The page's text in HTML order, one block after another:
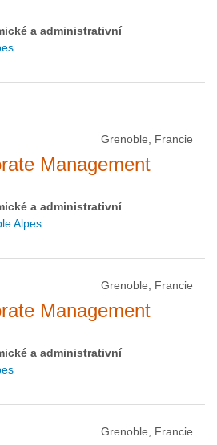
a administrativní
Grenoble, Francie
Management
a administrativní
Alpes
Grenoble, Francie
Management
a administrativní
Grenoble, Francie